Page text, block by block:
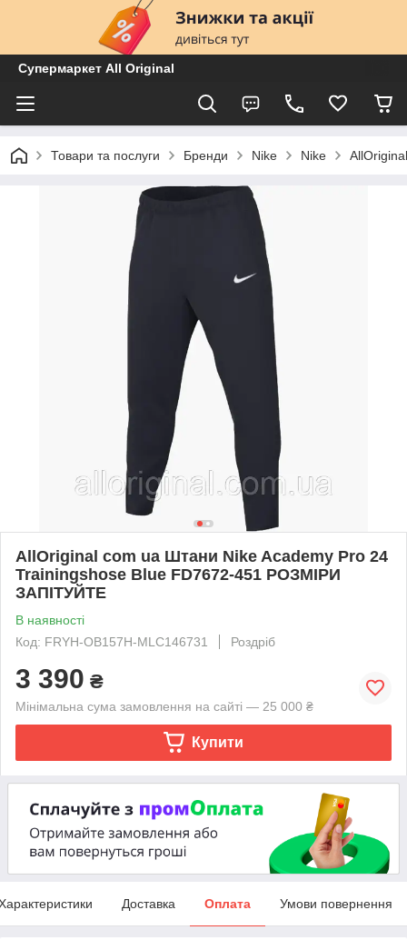
Супермаркет All Original
Товари та послуги Бренди Nike Nike
AllOriginal com ua Штани Nike Academy Pro 24
Trainingshose Blue FD7672-451 РОЗМІРИ
ЗАПІТУЙТЕ
В наявності
Код: FRYH-OB157H-MLC146731
Роздріб
3 390 ₴
Мінімальна сума замовлення на сайті — 25 000 ₴
Купити
Доставка Оплата Умови повернення